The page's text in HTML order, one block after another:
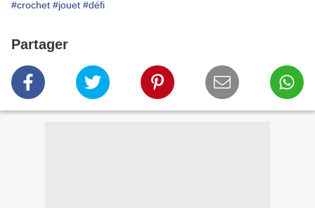
#crochet #jouet #défi
Partager